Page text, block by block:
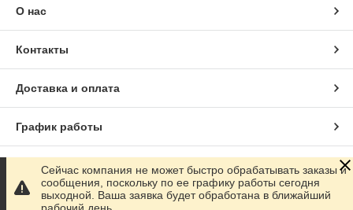
О нас
Контакты
Доставка и оплата
График работы
Полная версия сайта
Сайт создан на маркетплейсе Satu.kz
Сейчас компания не может быстро обрабатывать заказы и
сообщения, поскольку по ее графику работы сегодня
выходной. Ваша заявка будет обработана в ближайший